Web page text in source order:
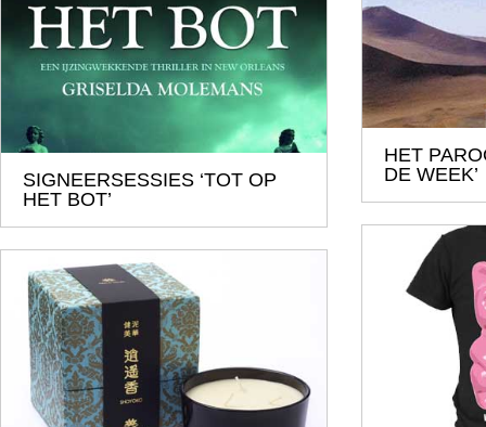
HET
DE WEEK’
SIGNEERSESSIES ‘TOT OP
HET BOT’